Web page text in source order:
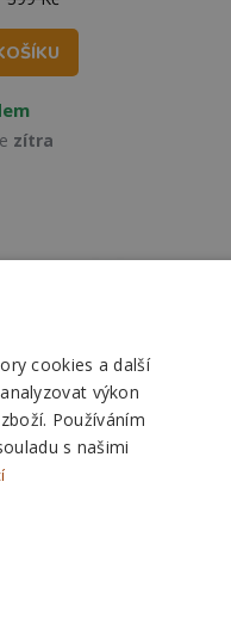
zítra
cookies a další
výkon
Používáním
s našimi